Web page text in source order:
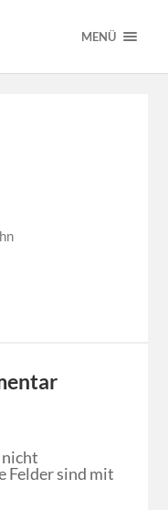
MENÜ
Felder sind mit